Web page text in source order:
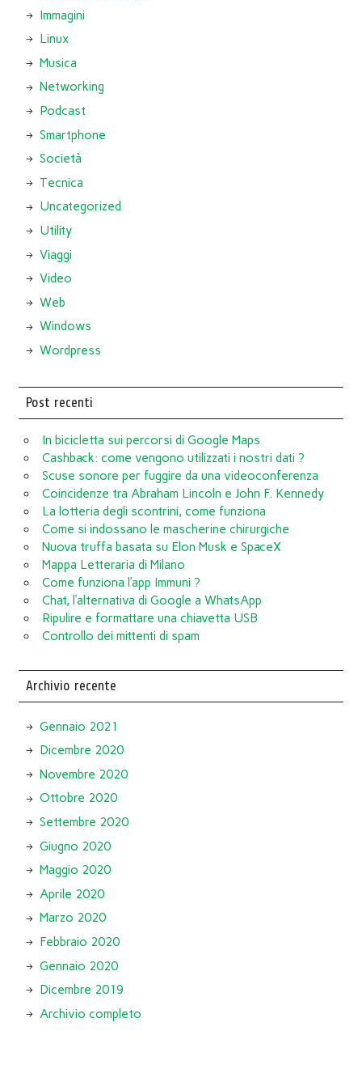
Immagini
Linux
Musica
Networking
Podcast
Smartphone
Società
Tecnica
Uncategorized
Utility
Viaggi
Video
Web
Windows
Wordpress
Post recenti
In bicicletta sui percorsi di Google Maps
Cashback: come vengono utilizzati i nostri dati ?
Scuse sonore per fuggire da una videoconferenza
Coincidenze tra Abraham Lincoln e John F. Kennedy
La lotteria degli scontrini, come funziona
Come si indossano le mascherine chirurgiche
Nuova truffa basata su Elon Musk e SpaceX
Mappa Letteraria di Milano
Come funziona l’app Immuni ?
Chat, l’alternativa di Google a WhatsApp
Ripulire e formattare una chiavetta USB
Controllo dei mittenti di spam
Archivio recente
Gennaio 2021
Dicembre 2020
Novembre 2020
Ottobre 2020
Settembre 2020
Giugno 2020
Maggio 2020
Aprile 2020
Marzo 2020
Febbraio 2020
Gennaio 2020
Dicembre 2019
Archivio completo